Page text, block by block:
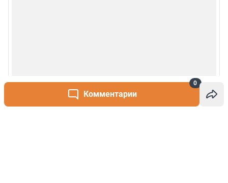
Комментарии
0